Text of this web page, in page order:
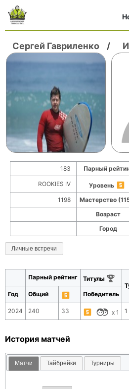
Сергей Гавриленко /
183 Парный
ROOKIES IV Уровень
1198 Мастерство
Возраст
Город
Личные встречи
Парный рейтинг
Титулы
Год
Общий Победитель
2024 240 33 x 1 1
История матчей
Матчи Тайбрейки Турниры